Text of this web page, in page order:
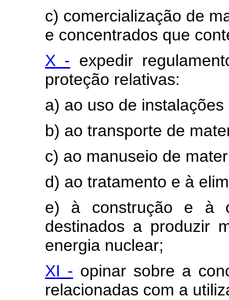
c) comercialização de
e concentrados que
X - expedir
proteção relativas:
a) ao uso de
b) ao transporte de
c) ao manuseio de
d) ao tratamento e à
e) à construção e à
destinados a produzir
energia nuclear;
XI - opinar sobre a
relacionadas com a